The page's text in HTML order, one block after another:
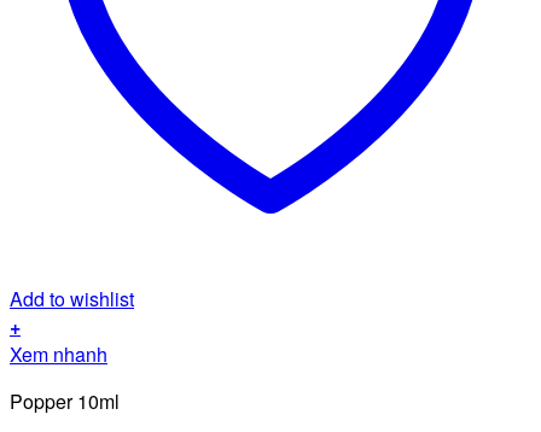
Add to wishlist
+
Xem nhanh
Popper 10ml